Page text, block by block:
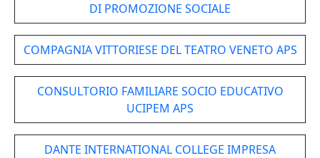
DI PROMOZIONE SOCIALE
COMPAGNIA VITTORIESE DEL TEATRO VENETO APS
CONSULTORIO FAMILIARE SOCIO EDUCATIVO
UCIPEM APS
DANTE INTERNATIONAL COLLEGE IMPRESA